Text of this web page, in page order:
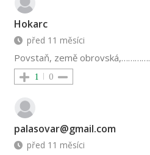
Hokarc
před 11 měsíci
Povstaň, země obrovská,………….
1 0
palasovar@gmail.com
před 11 měsíci